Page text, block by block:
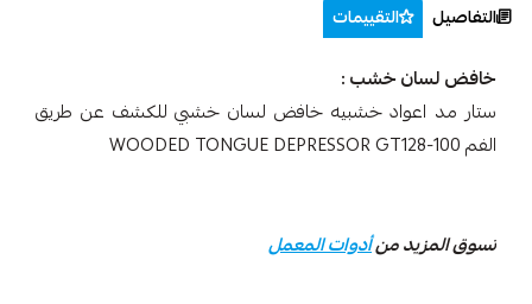
التفاصيل التقييمات
خافض لسان خشب :
ستار مد اعواد خشبيه خافض لسان خشبي للكشف عن طريق
الفم WOODED TONGUE DEPRESSOR GT128-100
تسوق المزيد منأدوات المعمل